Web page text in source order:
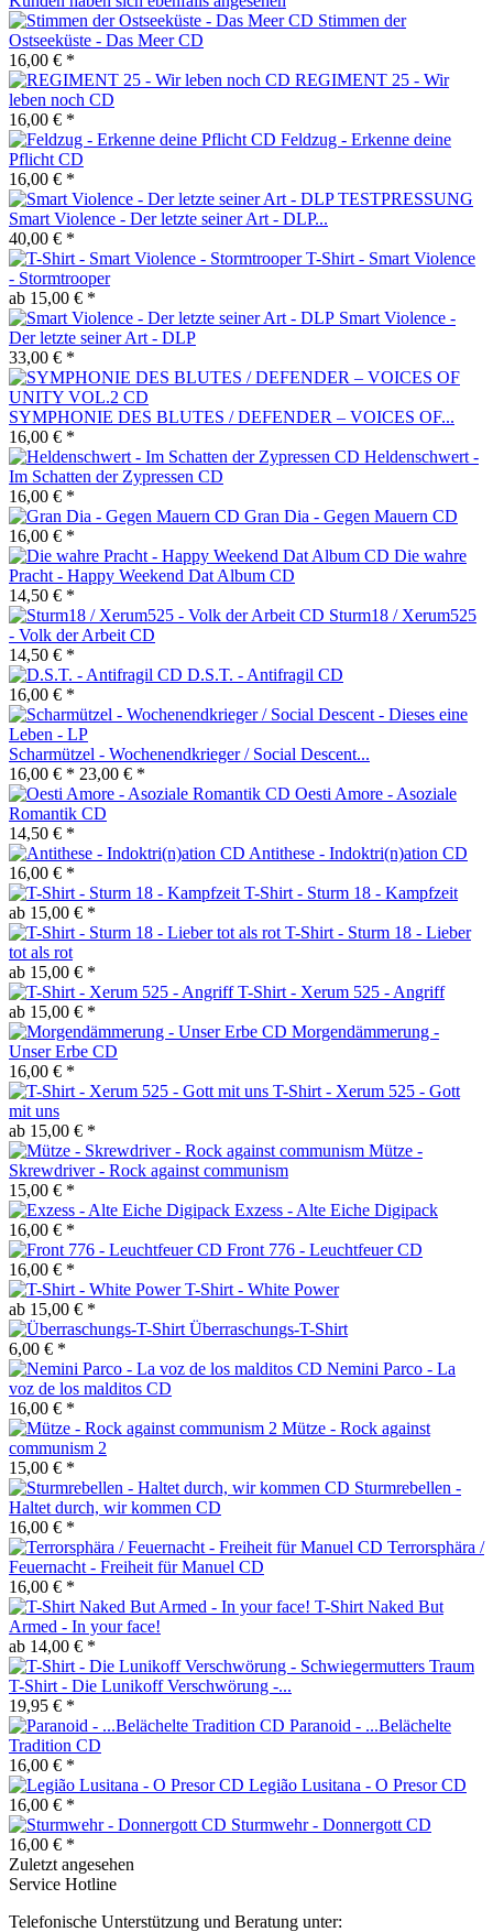
Stimmen der
Ostseeküste - Das Meer CD
16,00 € *
REGIMENT 25 - Wir
leben noch CD
16,00 € *
Feldzug - Erkenne deine
Pflicht CD
16,00 € *
Smart Violence - Der letzte seiner Art - DLP...
40,00 € *
T-Shirt - Smart Violence
- Stormtrooper
ab 15,00 € *
Smart Violence -
Der letzte seiner Art - DLP
33,00 € *
SYMPHONIE DES BLUTES / DEFENDER – VOICES OF...
16,00 € *
Heldenschwert -
Im Schatten der Zypressen CD
16,00 € *
Gran Dia - Gegen Mauern CD
16,00 € *
Die wahre
Pracht - Happy Weekend Dat Album CD
14,50 € *
Sturm18 / Xerum525
- Volk der Arbeit CD
14,50 € *
D.S.T. - Antifragil CD
16,00 € *
Scharmützel - Wochenendkrieger / Social Descent...
16,00 € * 23,00 € *
Oesti Amore - Asoziale
Romantik CD
14,50 € *
Antithese - Indoktri(n)ation CD
16,00 € *
T-Shirt - Sturm 18 - Kampfzeit
ab 15,00 € *
T-Shirt - Sturm 18 - Lieber
tot als rot
ab 15,00 € *
T-Shirt - Xerum 525 - Angriff
ab 15,00 € *
Morgendämmerung -
Unser Erbe CD
16,00 € *
T-Shirt - Xerum 525 - Gott
mit uns
ab 15,00 € *
Mütze -
Skrewdriver - Rock against communism
15,00 € *
Exzess - Alte Eiche Digipack
16,00 € *
Front 776 - Leuchtfeuer CD
16,00 € *
T-Shirt - White Power
ab 15,00 € *
Überraschungs-T-Shirt
6,00 € *
Nemini Parco - La
voz de los malditos CD
16,00 € *
Mütze - Rock against
communism 2
15,00 € *
Sturmrebellen -
Haltet durch, wir kommen CD
16,00 € *
Terrorsphära /
Feuernacht - Freiheit für Manuel CD
16,00 € *
T-Shirt Naked But
Armed - In your face!
ab 14,00 € *
T-Shirt - Die Lunikoff Verschwörung -...
19,95 € *
Paranoid - ...Belächelte
Tradition CD
16,00 € *
Legião Lusitana - O Presor CD
16,00 € *
Sturmwehr - Donnergott CD
16,00 € *
Zuletzt angesehen
Service Hotline
Telefonische Unterstützung und Beratung unter: